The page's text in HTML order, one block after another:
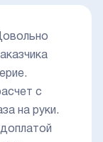
с
на руки.